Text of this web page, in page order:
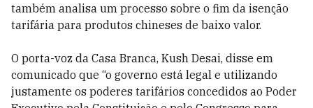
também analisa um processo sobre o fim da isenção
tarifária para produtos chineses de baixo valor.
O porta-voz da Casa Branca, Kush Desai, disse em
comunicado que “o governo está legal e utilizando
justamente os poderes tarifários concedidos ao Poder